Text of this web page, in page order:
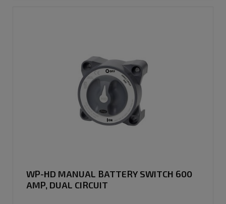
WP-HD MANUAL BATTERY SWITCH 600
AMP, DUAL CIRCUIT